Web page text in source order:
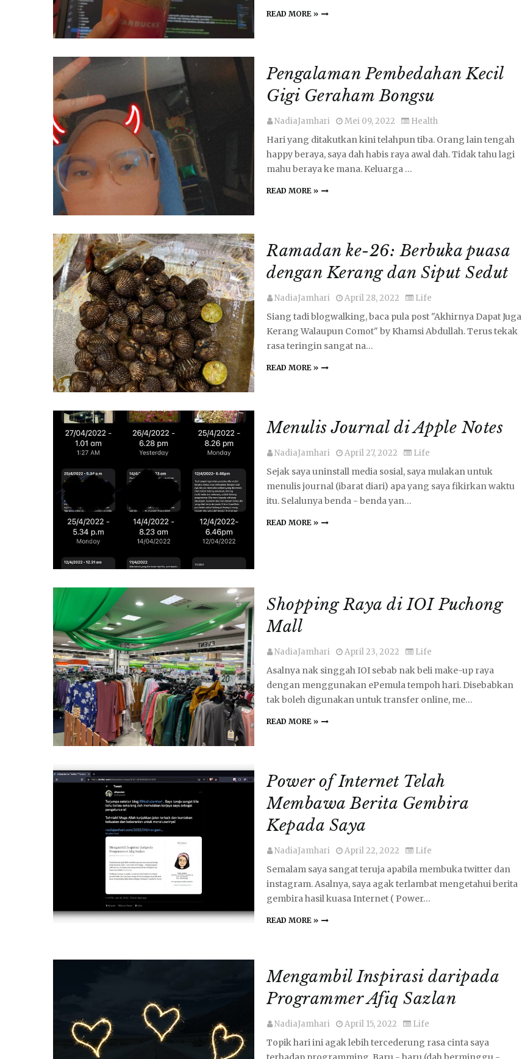
READ MORE »
Pengalaman Pembedahan Kecil
Gigi Geraham Bongsu
NadiaJamhari Mei 09, 2022 Health
Hari yang ditakutkan kini telahpun tiba. Orang lain tengah
happy beraya, saya dah habis raya awal dah. Tidak tahu lagi
mahu beraya ke mana. Keluarga …
READ MORE »
Ramadan ke-26: Berbuka puasa
dengan Kerang dan Siput Sedut
NadiaJamhari April 28, 2022 Life
Siang tadi blogwalking, baca pula post "Akhirnya Dapat Juga
Kerang Walaupun Comot" by Khamsi Abdullah. Terus tekak
rasa teringin sangat na…
READ MORE »
Menulis Journal di Apple Notes
NadiaJamhari April 27, 2022 Life
Sejak saya uninstall media sosial, saya mulakan untuk
menulis journal (ibarat diari) apa yang saya fikirkan waktu
itu. Selalunya benda - benda yan…
READ MORE »
Shopping Raya di IOI Puchong
Mall
NadiaJamhari April 23, 2022 Life
Asalnya nak singgah IOI sebab nak beli make-up raya
dengan menggunakan ePemula tempoh hari. Disebabkan
tak boleh digunakan untuk transfer online, me…
READ MORE »
Power of Internet Telah
Membawa Berita Gembira
Kepada Saya
NadiaJamhari April 22, 2022 Life
Semalam saya sangat teruja apabila membuka twitter dan
instagram. Asalnya, saya agak terlambat mengetahui berita
gembira hasil kuasa Internet ( Power…
READ MORE »
Mengambil Inspirasi daripada
Programmer Afiq Sazlan
NadiaJamhari April 15, 2022 Life
Topik hari ini agak lebih tercederung rasa cinta saya